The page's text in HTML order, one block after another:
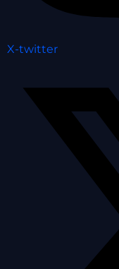
X-twitter